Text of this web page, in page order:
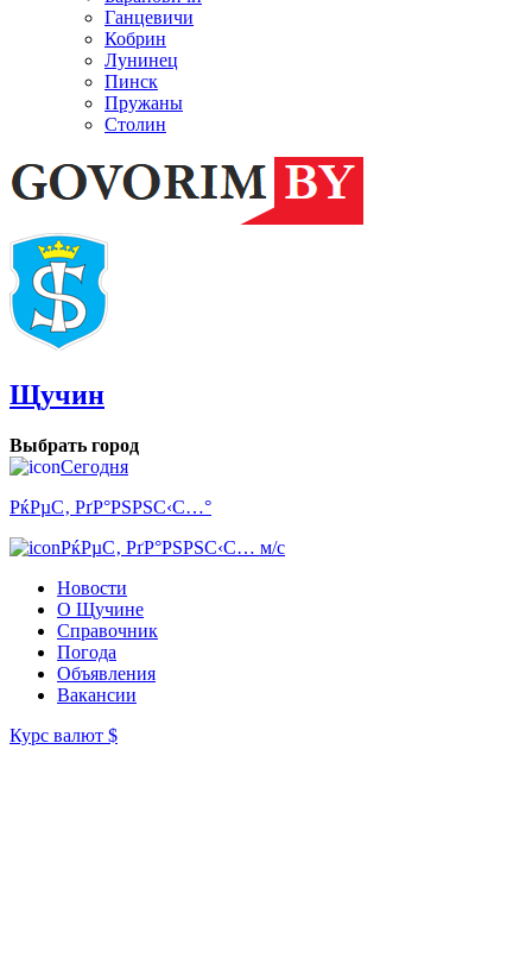
Ганцевичи
Кобрин
Лунинец
Пинск
Пружаны
Столин
Щучин
Выбрать город
Сегодня
РќРµС‚ РґР°РЅРЅС‹С…°
РќРµС‚ РґР°РЅРЅС‹С… м/с
Новости
О Щучине
Справочник
Погода
Объявления
Вакансии
Курс валют $